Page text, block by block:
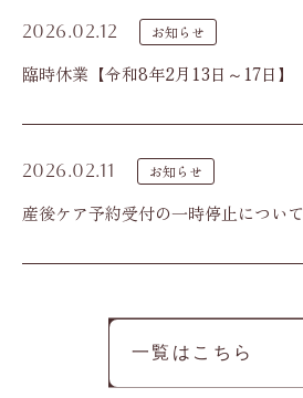
2026.02.12 お知らせ
臨時休業【令和8年2月13日～17日】
2026.02.11 お知らせ
産後ケア予約受付の一時停止について
一覧はこちら